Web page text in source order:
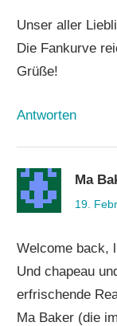
Unser aller
Die Fankurve
Grüße!
Antworten
Ma
19.
Welcome back,
Und chapeau
erfrischende
Ma Baker (die